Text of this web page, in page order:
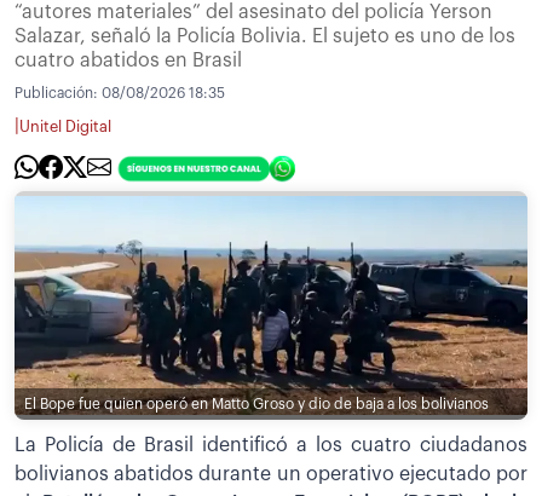
“autores materiales” del asesinato del policía Yerson
Salazar, señaló la Policía Bolivia. El sujeto es uno de los
cuatro abatidos en Brasil
Publicación: 08/08/2026 18:35
Unitel Digital
El Bope fue quien operó en Matto Groso y dio de baja a los bolivianos
La Policía de Brasil identificó a los cuatro ciudadanos
bolivianos abatidos durante un operativo ejecutado por